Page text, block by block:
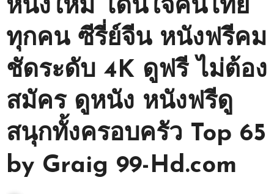
หนังใหม่ โดนใจคนไทย
ทุกคน ซีรี่ย์จีน หนังฟรีคม
ชัดระดับ 4K ดูฟรี ไม่ต้อง
สมัคร ดูหนัง หนังฟรีดู
สนุกทั้งครอบครัว Top 65
by Graig 99-Hd.com